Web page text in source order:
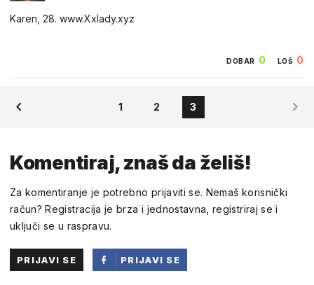
Karen, 28. w­­w­­w­­.­­X­­x­­l­­a­­d­­y­­.­­x­­y­­z
DOBAR 0 LOŠ 0
1 2 3
Komentiraj, znaš da želiš!
Za komentiranje je potrebno prijaviti se. Nemaš korisnički
račun? Registracija je brza i jednostavna, registriraj se i
uključi se u raspravu.
PRIJAVI SE
PRIJAVI SE